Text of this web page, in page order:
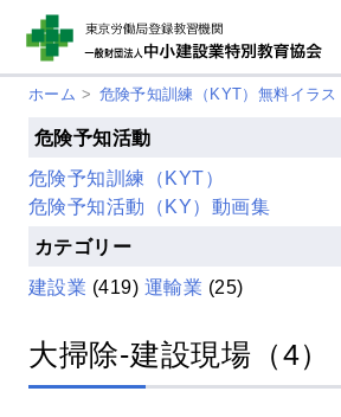
ホーム > 危険予知訓練（KYT）無料イラス
危険予知活動
危険予知訓練（KYT）
危険予知活動（KY）動画集
カテゴリー
建設業 (419) 運輸業 (25)
大掃除-建設現場（4）